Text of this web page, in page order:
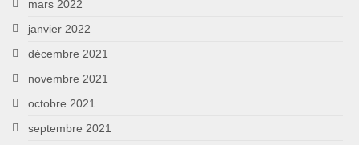
mars 2022
janvier 2022
décembre 2021
novembre 2021
octobre 2021
septembre 2021